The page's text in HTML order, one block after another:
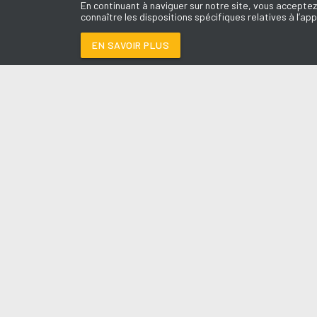
En continuant à naviguer sur notre site, vous
connaître les dispositions spécifiques relatives à
EN SAVOIR PLUS